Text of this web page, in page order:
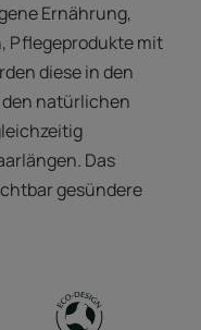
Ernährung,
Pflegeprodukte mit
diese in den
natürlichen
Das
gesündere